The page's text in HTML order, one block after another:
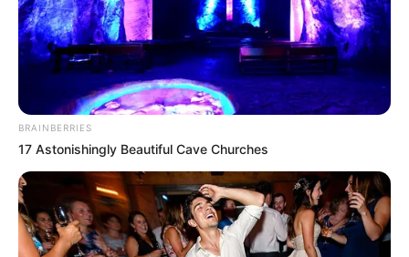
BRAINBERRIES
17 Astonishingly Beautiful Cave Churches